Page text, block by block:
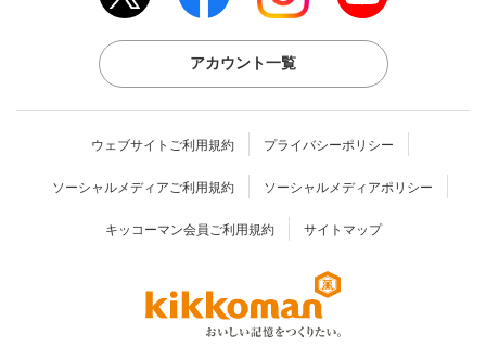
アカウント一覧
ウェブサイトご利用規約 プライバシーポリシー
ソーシャルメディアご利用規約 ソーシャルメディアポリシー
キッコーマン会員ご利用規約 サイトマップ